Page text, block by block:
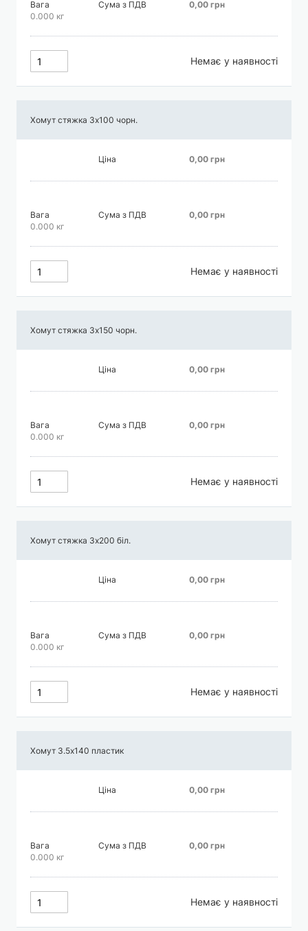
Вага
0.000 кг
Сума з ПДВ 0,00 грн
Немає у наявності
Хомут стяжка 3х100 чорн.
Ціна 0,00 грн
Вага
0.000 кг
Сума з ПДВ 0,00 грн
Немає у наявності
Хомут стяжка 3х150 чорн.
Ціна 0,00 грн
Вага
0.000 кг
Сума з ПДВ 0,00 грн
Немає у наявності
Хомут стяжка 3х200 біл.
Ціна 0,00 грн
Вага
0.000 кг
Сума з ПДВ 0,00 грн
Немає у наявності
Хомут 3.5х140 пластик
Ціна 0,00 грн
Вага
0.000 кг
Сума з ПДВ 0,00 грн
Немає у наявності